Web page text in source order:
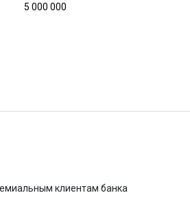
5 000 000
клиентам банка